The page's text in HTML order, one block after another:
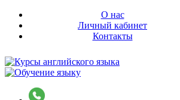
О нас
Личный кабинет
Контакты